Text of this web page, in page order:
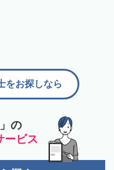
の
ービス
をお探しなら